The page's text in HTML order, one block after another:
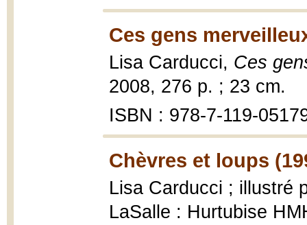
Ces gens
Lisa Carducci, Ces
2008, 276 p. ; 23 cm.
ISBN : 978-7-119-
Chèvres et loups
Lisa Carducci ; illustré
LaSalle : Hurtubise